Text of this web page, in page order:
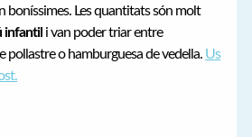
boníssimes. Les quantitats són molt
infantil i van poder triar entre
pollastre o hamburguesa de vedella. Us